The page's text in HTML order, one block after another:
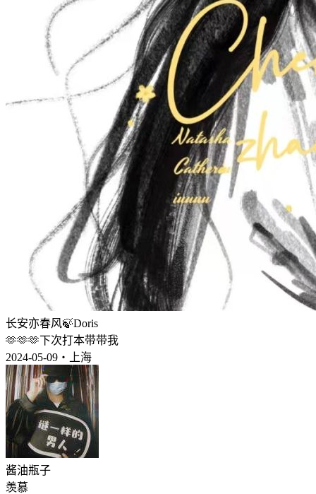
长安亦春风🍃Doris
🫶🫶🫶下次打本带带我
2024-05-09・上海
酱油瓶子
羡慕